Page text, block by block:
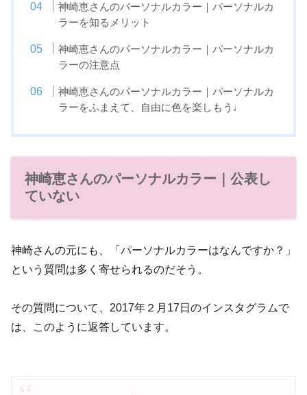
神崎恵さんのパーソナルカラー｜パーソナルカ
ラーを知るメリット
神崎恵さんのパーソナルカラー｜パーソナルカ
ラーの注意点
神崎恵さんのパーソナルカラー｜パーソナルカ
ラーをふまえて、自由に色を楽しもう♩
神崎恵さんのパーソナルカラー｜公表し
ていない
神崎さんの元にも、「パーソナルカラーはなんですか？」
という質問は多く寄せられるのだそう。
その質問について、2017年２月17日のインスタグラムで
は、このように返答しています。